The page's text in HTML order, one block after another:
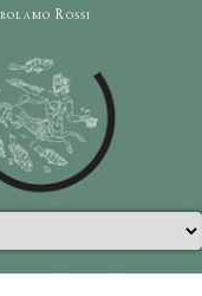
Rossi